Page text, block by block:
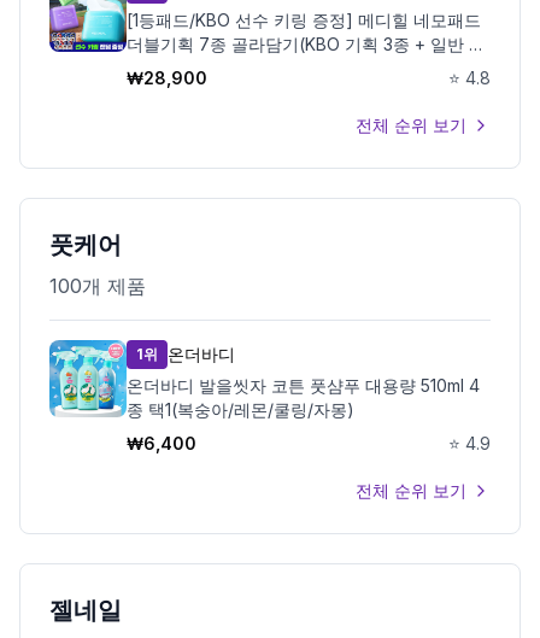
[1등패드/KBO 선수 키링 증정] 메디힐 네모패드
더블기획 7종 골라담기(KBO 기획 3종 + 일반 7
종)
₩28,900 ⭐ 4.8
전체 순위 보기
풋케어
100개 제품
1위
온더바디
온더바디 발을씻자 코튼 풋샴푸 대용량 510ml 4
종 택1(복숭아/레몬/쿨링/자몽)
₩6,400 ⭐ 4.9
전체 순위 보기
젤네일